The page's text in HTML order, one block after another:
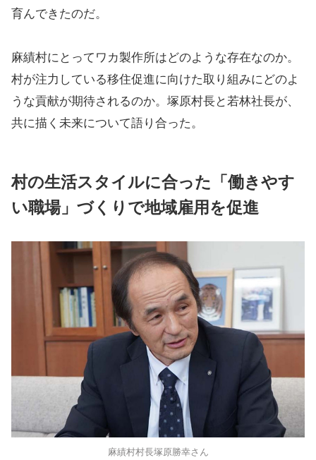
育んできたのだ。
麻績村にとってワカ製作所はどのような存在なのか。
村が注力している移住促進に向けた取り組みにどのよ
うな貢献が期待されるのか。塚原村長と若林社長が、
共に描く未来について語り合った。
村の生活スタイルに合った「働きやす
い職場」づくりで地域雇用を促進
麻績村村長塚原勝幸さん